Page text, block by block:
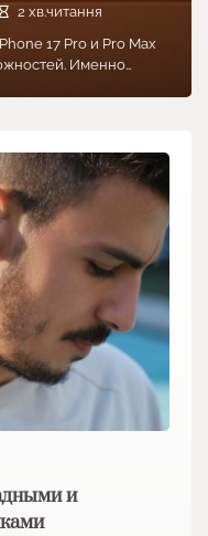
2 хв.читання
17 Pro и Pro Max
Именно…
и